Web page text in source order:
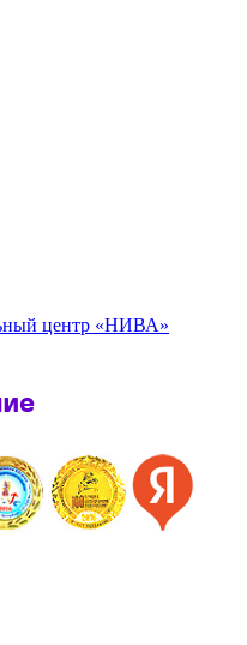
центр «НИВА»